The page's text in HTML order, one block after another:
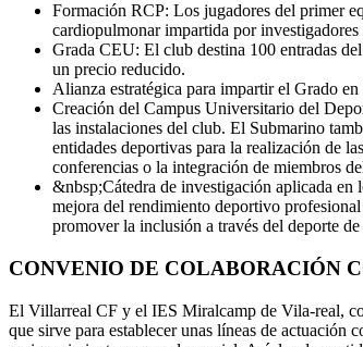
Formación RCP: Los jugadores del primer
cardiopulmonar impartida por
Grada CEU: El club destina 100 entradas
un precio reducido.
Alianza estratégica para impartir el Grado
Creación del Campus Universitario del
las instalaciones del club. El Submarino
entidades deportivas para la realización de
conferencias o la integración de miembros
&nbsp;Cátedra de investigación aplicada
mejora del rendimiento deportivo
promover la inclusión a través del deporte
CONVENIO DE COLABORACIÓN
El Villarreal CF y el IES Miralcamp de Vila-real,
que sirve para establecer unas líneas de actuación